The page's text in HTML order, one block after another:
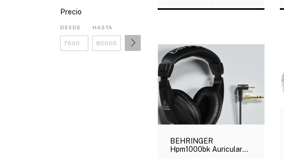
Precio
DESDE HASTA
BEHRINGER
Hpm1000bk Auricular